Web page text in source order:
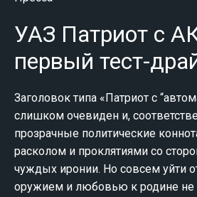
УАЗ Патриот с
первый тест-
Заголовок типа «Патриот с
слишком очевиден и,
прозрачные политические
расколом и проклятиями со
чуждых иронии. Но совсем уйти
оружием и любовью к родине не